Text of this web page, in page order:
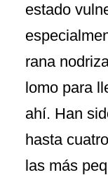
estado
rana
lomo para
ahí. Han
hasta
las más